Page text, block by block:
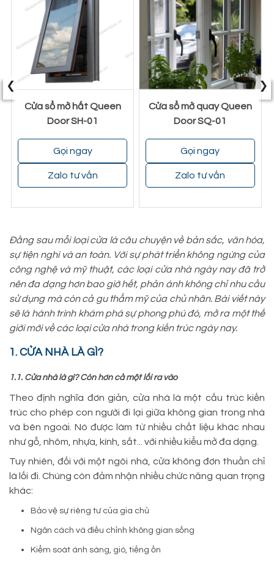
Cửa sổ mở hất Queen
Door SH-01
Gọi ngay
Zalo tư vấn
Cửa sổ mở quay Queen
Door SQ-01
Gọi ngay
Zalo tư vấn
‹ ›
Đằng sau mỗi loại cửa là câu chuyện về bản sắc, văn hóa,
sự tiện nghi và an toàn. Với sự phát triển không ngừng của
công nghệ và mỹ thuật, các loại cửa nhà ngày nay đã trở
nên đa dạng hơn bao giờ hết, phản ánh không chỉ nhu cầu
sử dụng mà còn cả gu thẩm mỹ của chủ nhân. Bài viết này
sẽ là hành trình khám phá sự phong phú đó, mở ra một thế
giới mới về các loại cửa nhà trong kiến trúc ngày nay.
1. CỬA NHÀ LÀ GÌ?
1.1. Cửa nhà là gì? Còn hơn cả một lối ra vào
Theo định nghĩa đơn giản, cửa nhà là một cấu trúc kiến
trúc cho phép con người đi lại giữa không gian trong nhà
và bên ngoài. Nó được làm từ nhiều chất liệu khác nhau
như gỗ, nhôm, nhựa, kính, sắt... với nhiều kiểu mở đa dạng.
Tuy nhiên, đối với một ngôi nhà, cửa không đơn thuần chỉ
là lối đi. Chúng còn đảm nhận nhiều chức năng quan trọng
khác:
Bảo vệ sự riêng tư của gia chủ
Ngăn cách và điều chỉnh không gian sống
Kiểm soát ánh sáng, gió, tiếng ồn